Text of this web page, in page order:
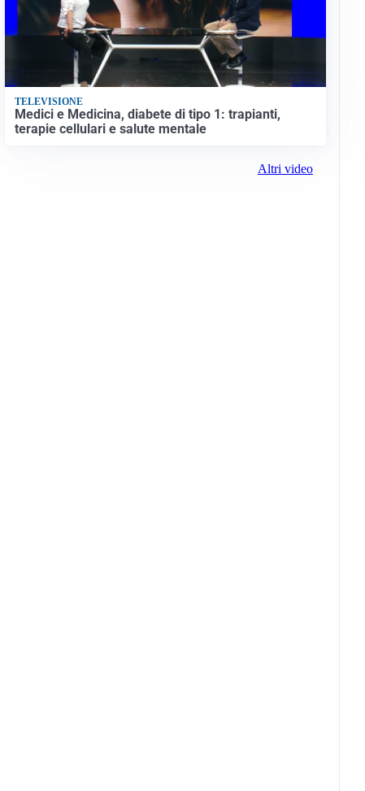
TELEVISIONE
Medici e Medicina, diabete di tipo 1: trapianti,
terapie cellulari e salute mentale
Altri video